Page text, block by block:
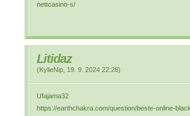
nettcasino-s/
Litidaz
(KylieNip 19. 9. 2024 22:28)
Ufajama32
https://earthchakra.com/question/beste-online-